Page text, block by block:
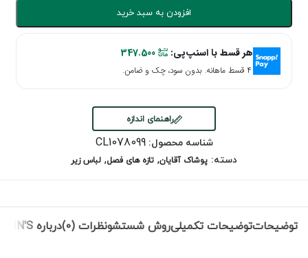
افزودن به سبد خرید
هر قسط با اسنپ‌پی: 347.500
۴ قسط ماهانه. بدون سود، چک و ضامن.
راهنمای اندازه
شناسه محصول:CL1078099
دسته: پوشاک آقایان, تازه های فصل, لباس زیر
توضیحاتتوضیحات تکمیلیروش شستشونظرات (0) درباره COLIN'S